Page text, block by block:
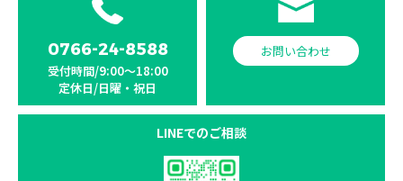
0766-24-8588
受付時間/9:00〜18:00
定休日/日曜・祝日
お問い合わせ
LINEでのご相談